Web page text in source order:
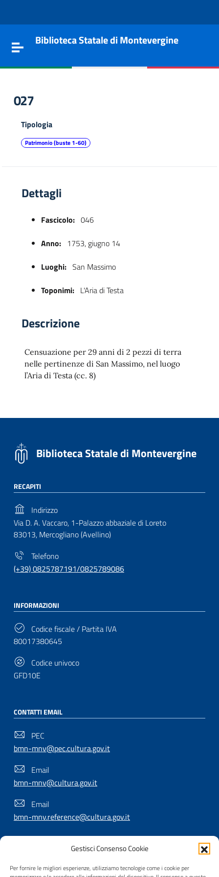
Gestisci Consenso Cookie
Per fornire le migliori esperienze, utilizziamo tecnologie come i cookie per
Toggle navigation
Biblioteca Statale di Montevergine
027
Tipologia
Patrimonio (buste 1-60)
Dettagli
Fascicolo: 046
Anno: 1753, giugno 14
Luoghi: San Massimo
Toponimi: L'Aria di Testa
Descrizione
Censuazione per 29 anni di 2 pezzi di terra
nelle pertinenze di San Massimo, nel luogo
l’Aria di Testa (cc. 8)
Biblioteca Statale di Montevergine
RECAPITI
Indirizzo
Via D. A. Vaccaro, 1-Palazzo abbaziale di Loreto
83013, Mercogliano (Avellino)
Telefono
(+39) 0825787191/0825789086
INFORMAZIONI
Codice fiscale / Partita IVA
80017380645
Codice univoco
GFD10E
CONTATTI EMAIL
PEC
bmn-mnv@pec.cultura.gov.it
Email
bmn-mnv@cultura.gov.it
Email
bmn-mnv.reference@cultura.gov.it